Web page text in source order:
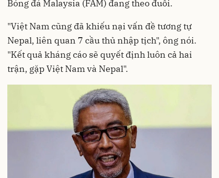
Bóng đá Malaysia (FAM) đang theo đuổi.
"Việt Nam cũng đã khiếu nại vấn đề tương tự
Nepal, liên quan 7 cầu thủ nhập tịch", ông nói.
"Kết quả kháng cáo sẽ quyết định luôn cả hai
trận, gặp Việt Nam và Nepal".